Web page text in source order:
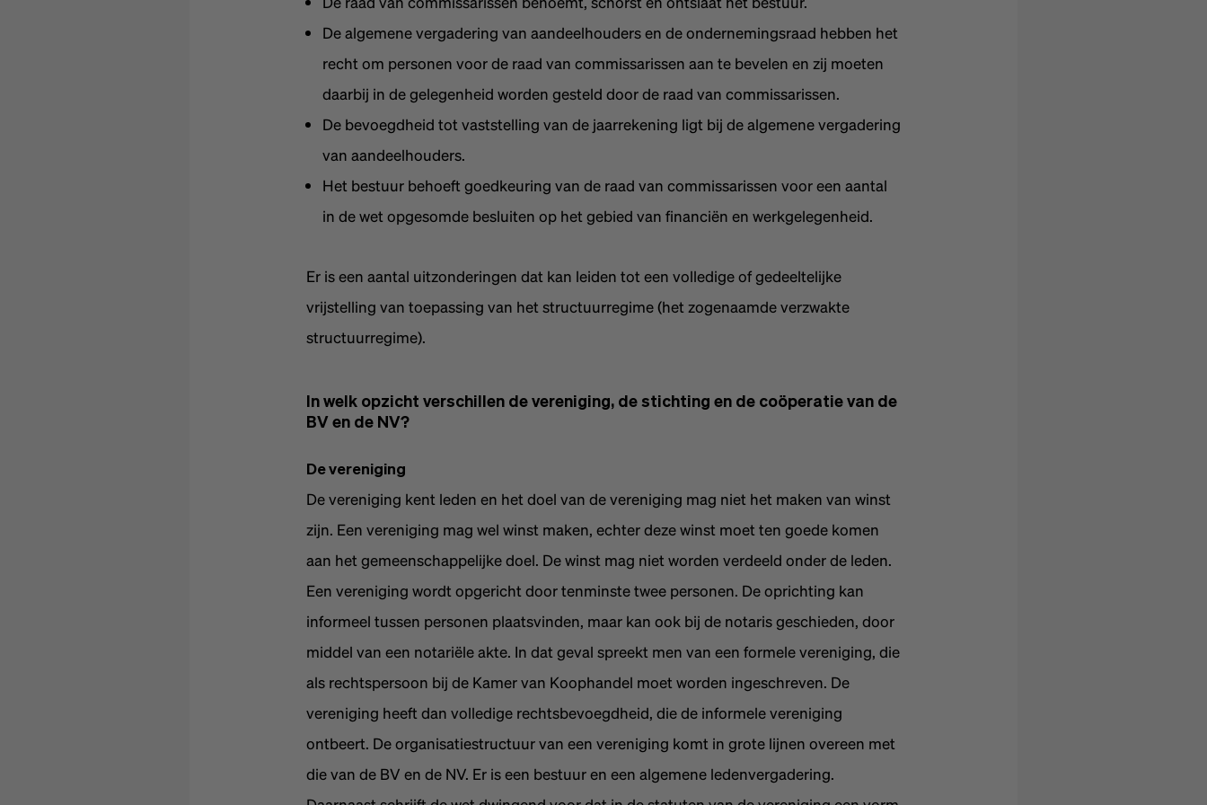
De algemene vergadering van aandeelhouders en de ondernemingsraad hebben het
recht om personen voor de raad van commissarissen aan te bevelen en zij moeten
daarbij in de gelegenheid worden gesteld door de raad van commissarissen.
De bevoegdheid tot vaststelling van de jaarrekening ligt bij de algemene vergadering
van aandeelhouders.
Het bestuur behoeft goedkeuring van de raad van commissarissen voor een aantal
in de wet opgesomde besluiten op het gebied van financiën en werkgelegenheid.
Er is een aantal uitzonderingen dat kan leiden tot een volledige of gedeeltelijke
vrijstelling van toepassing van het structuurregime (het zogenaamde verzwakte
structuurregime).
In welk opzicht verschillen de vereniging, de stichting en de coöperatie van de
BV en de NV?
De vereniging
De vereniging kent leden en het doel van de vereniging mag niet het maken van winst
zijn. Een vereniging mag wel winst maken, echter deze winst moet ten goede komen
aan het gemeenschappelijke doel. De winst mag niet worden verdeeld onder de leden.
Een vereniging wordt opgericht door tenminste twee personen. De oprichting kan
informeel tussen personen plaatsvinden, maar kan ook bij de notaris geschieden, door
middel van een notariële akte. In dat geval spreekt men van een formele vereniging, die
als rechtspersoon bij de Kamer van Koophandel moet worden ingeschreven. De
vereniging heeft dan volledige rechtsbevoegdheid, die de informele vereniging
ontbeert. De organisatiestructuur van een vereniging komt in grote lijnen overeen met
die van de BV en de NV. Er is een bestuur en een algemene ledenvergadering.